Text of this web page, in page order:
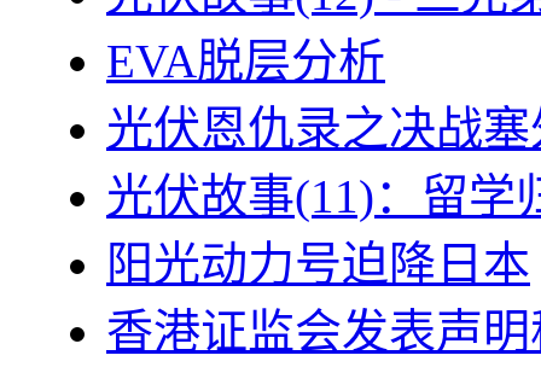
EVA脱层分析
光伏恩仇录之决战
光伏故事(11)：留学
阳光动力号迫降日本
香港证监会发表声